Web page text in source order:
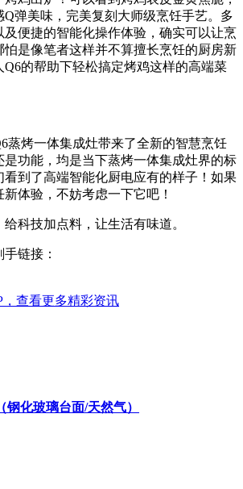
Q弹美味，完美复刻大师级烹饪手艺。多
及便捷的智能化操作体验，确实可以让烹
怕是像笔者这样并不算擅长烹饪的厨房新
的帮助下轻松搞定烤鸡这样的高端菜
蒸烤一体集成灶带来了全新的智慧烹饪
是功能，均是当下蒸烤一体集成灶界的标
看到了高端智能化厨电应有的样子！如果
体验，不妨考虑一下它吧！
科技加点料，让生活有味道。
链接：
查看更多精彩资讯
化玻璃台面/天然气）